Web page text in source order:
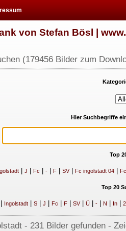
von Stefan Bösl |
(179456 Bilder zum
Hier Suchbegriffe
Top
| J Fc -| F| SV| Fc ingolstadt 04|
Top 20
Ingolstadt| S| J Fc F| SV| Ü| -| N In| 2
- 231 Bilder gefunden -